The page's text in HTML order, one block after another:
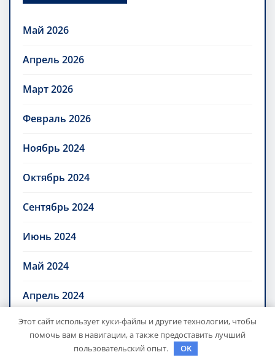
Май 2026
Апрель 2026
Март 2026
Февраль 2026
Ноябрь 2024
Октябрь 2024
Сентябрь 2024
Июнь 2024
Май 2024
Апрель 2024
Март 2024
Февраль 2024
Этот сайт использует куки-файлы и другие технологии, чтобы
помочь вам в навигации, а также предоставить лучший
пользовательский опыт.
OK